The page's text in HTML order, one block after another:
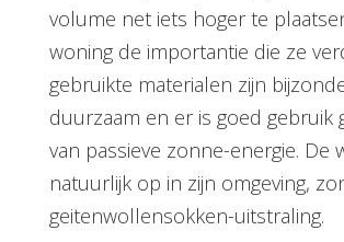
volume net iets hoger te
woning de importantie die ze
gebruikte materialen zijn
duurzaam en er is goed gebruik
van passieve zonne-energie. De
natuurlijk op in zijn omgeving,
geitenwollensokken-uitstraling.